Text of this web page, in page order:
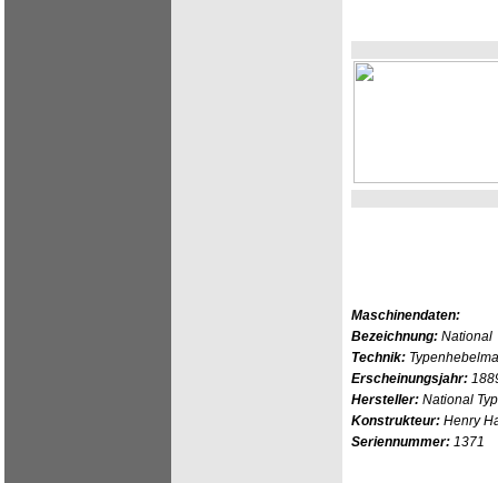
Maschinendaten:
Bezeichnung: National
Technik:
Erscheinungsjahr:
Hersteller: National
Konstrukteur: Henry
Seriennummer: 1371